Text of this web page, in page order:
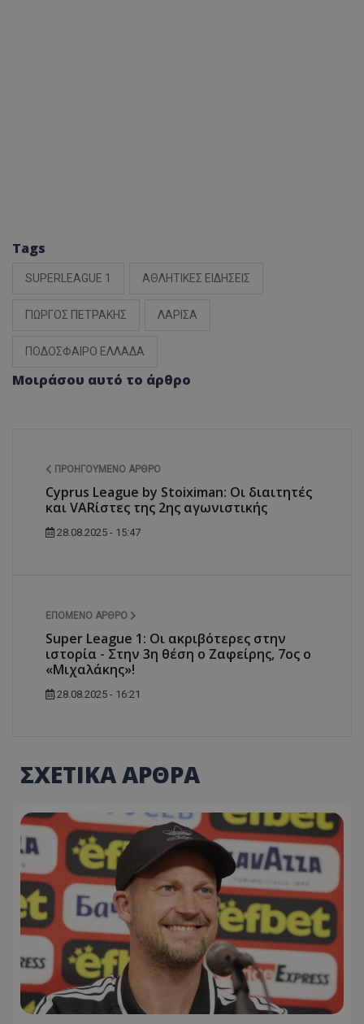
Tags
SUPERLEAGUE 1 ΑΘΛΗΤΙΚΕΣ ΕΙΔΗΣΕΙΣ
ΓΙΩΡΓΟΣ ΠΕΤΡΑΚΗΣ ΛΑΡΙΣΑ
ΠΟΔΟΣΦΑΙΡΟ ΕΛΛΑΔΑ
Μοιράσου αυτό το άρθρο
ΠΡΟΗΓΟΎΜΕΝΟ ΆΡΘΡΟ
Cyprus League by Stoiximan: Οι διαιτητές
και VARίστες της 2ης αγωνιστικής
28.08.2025 - 15:47
ΕΠΌΜΕΝΟ ΆΡΘΡΟ
Super League 1: Οι ακριβότερες στην
ιστορία - Στην 3η θέση ο Ζαφείρης, 7ος ο
«Μιχαλάκης»!
28.08.2025 - 16:21
ΣΧΕΤΙΚΑ ΑΡΘΡΑ